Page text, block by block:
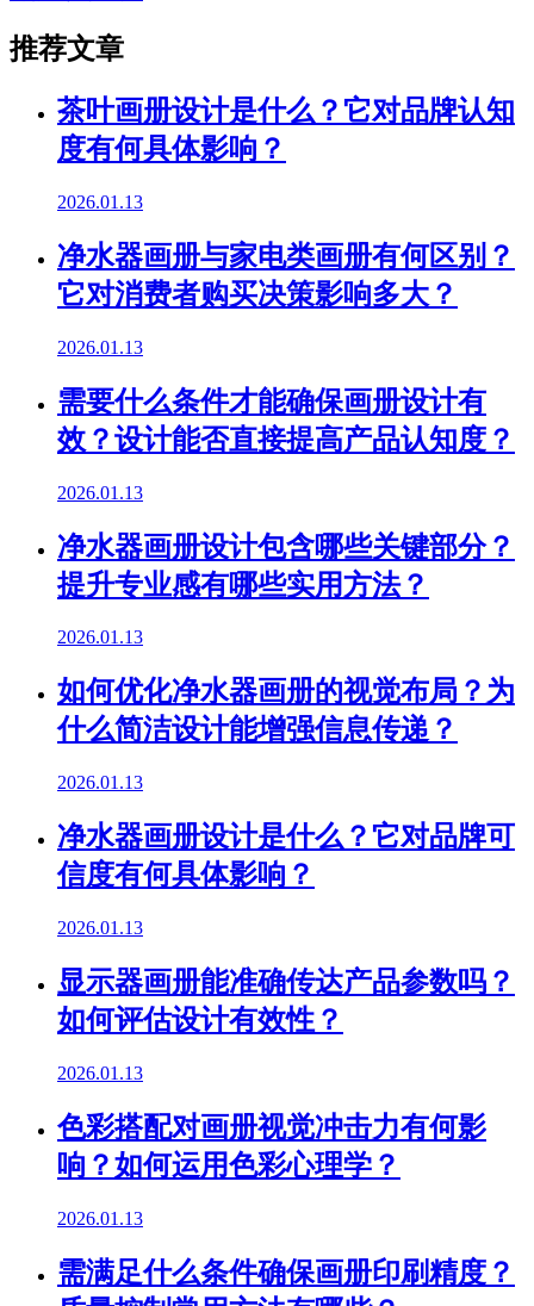
推荐文章
茶叶画册设计是什么？它对品牌认知
度有何具体影响？
2026.01.13
净水器画册与家电类画册有何区别？
它对消费者购买决策影响多大？
2026.01.13
需要什么条件才能确保画册设计有
效？设计能否直接提高产品认知度？
2026.01.13
净水器画册设计包含哪些关键部分？
提升专业感有哪些实用方法？
2026.01.13
如何优化净水器画册的视觉布局？为
什么简洁设计能增强信息传递？
2026.01.13
净水器画册设计是什么？它对品牌可
信度有何具体影响？
2026.01.13
显示器画册能准确传达产品参数吗？
如何评估设计有效性？
2026.01.13
色彩搭配对画册视觉冲击力有何影
响？如何运用色彩心理学？
2026.01.13
需满足什么条件确保画册印刷精度？